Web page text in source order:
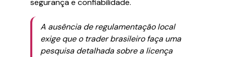
segurança e confiabilidade.
A ausência de regulamentação local
exige que o trader brasileiro faça uma
pesquisa detalhada sobre a licença